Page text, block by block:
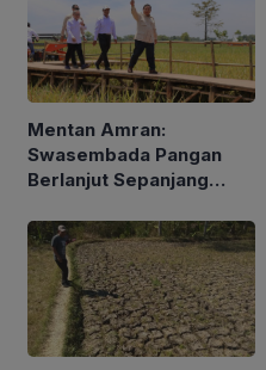
Mentan Amran:
Swasembada Pangan
Berlanjut Sepanjang